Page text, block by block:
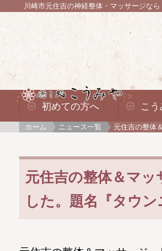
川崎市元住吉の神経整体・マッサージなら
初めての方へ こ
ホーム ニュース一覧 元住吉の整体
元住吉の整体＆マ
した。題名『タウン